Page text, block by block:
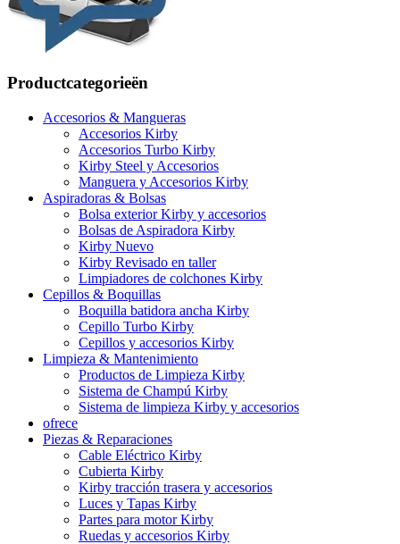
Productcategorieën
Accesorios & Mangueras
Accesorios Kirby
Accesorios Turbo Kirby
Kirby Steel y Accesorios
Manguera y Accesorios Kirby
Aspiradoras & Bolsas
Bolsa exterior Kirby y accesorios
Bolsas de Aspiradora Kirby
Kirby Nuevo
Kirby Revisado en taller
Limpiadores de colchones Kirby
Cepillos & Boquillas
Boquilla batidora ancha Kirby
Cepillo Turbo Kirby
Cepillos y accesorios Kirby
Limpieza & Mantenimiento
Productos de Limpieza Kirby
Sistema de Champú Kirby
Sistema de limpieza Kirby y accesorios
ofrece
Piezas & Reparaciones
Cable Eléctrico Kirby
Cubierta Kirby
Kirby tracción trasera y accesorios
Luces y Tapas Kirby
Partes para motor Kirby
Ruedas y accesorios Kirby